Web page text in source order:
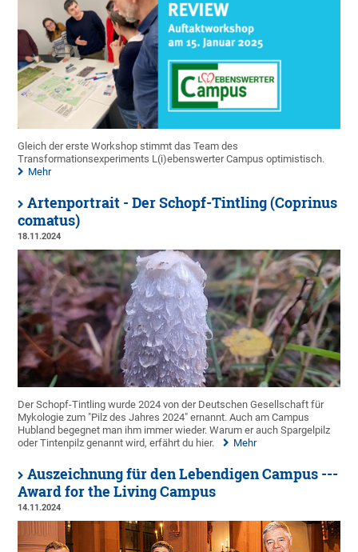
Gleich der erste Workshop stimmt das Team des
Transformationsexperiments L(i)ebenswerter Campus optimistisch.
Mehr
Artenportrait - Der Schopf-Tintling (Coprinus
comatus)
18.11.2024
Der Schopf-Tintling wurde 2024 von der Deutschen Gesellschaft für
Mykologie zum "Pilz des Jahres 2024" ernannt. Auch am Campus
Hubland begegnet man ihm immer wieder. Warum er auch Spargelpilz
oder Tintenpilz genannt wird, erfährt du hier.
Mehr
Auszeichnung für den Lebendigen Campus ---
Award for the Living Campus
14.11.2024